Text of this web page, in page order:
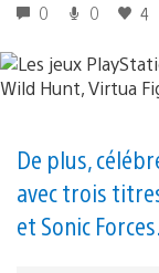
0 0 4
De plus,
avec trois
et Sonic Forces.